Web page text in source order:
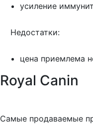
усиление
Недостатки:
цена приемлема
Royal Canin
Самые продаваемые